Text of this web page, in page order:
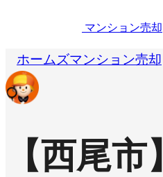
マンション売却
ホームズマンション売却
【西尾